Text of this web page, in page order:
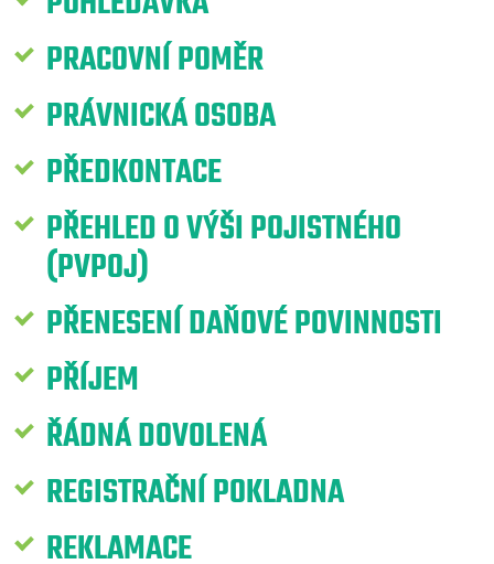
PRACOVNÍ POMĚR
PRÁVNICKÁ OSOBA
PŘEDKONTACE
PŘEHLED O VÝŠI POJISTNÉHO
(PVPOJ)
PŘENESENÍ DAŇOVÉ POVINNOSTI
PŘÍJEM
ŘÁDNÁ DOVOLENÁ
REGISTRAČNÍ POKLADNA
REKLAMACE